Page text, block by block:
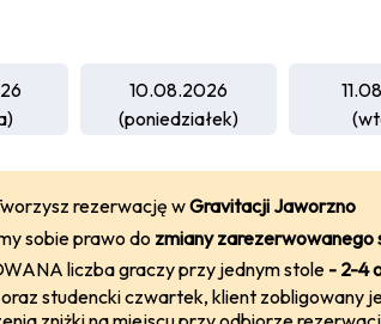
10.08.2026
(poniedziałek)
rezerwację wGravitacji Jaworzno
sobie prawo do zmiany zarezerwowanego
liczba graczy przy jednym stole - 2-4
studencki czwartek, klient zobligowany